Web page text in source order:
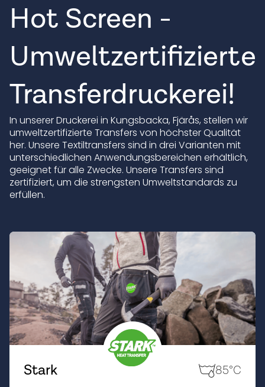
Hot Screen -
Umweltzertifizierte
Transferdruckerei!
In unserer Druckerei in Kungsbacka, Fjärås, stellen wir
umweltzertifizierte Transfers von höchster Qualität
her. Unsere Textiltransfers sind in drei Varianten mit
unterschiedlichen Anwendungsbereichen erhältlich,
geeignet für alle Zwecke. Unsere Transfers sind
zertifiziert, um die strengsten Umweltstandards zu
erfüllen.
Stark 85°C